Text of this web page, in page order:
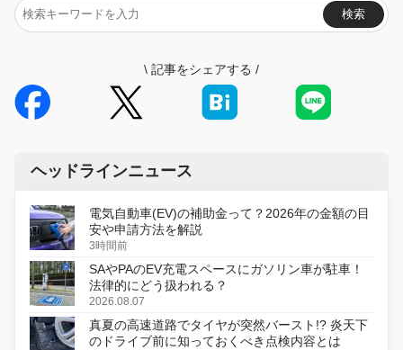
検索
\ 記事をシェアする /
ヘッドラインニュース
電気自動車(EV)の補助金って？2026年の金額の目
安や申請方法を解説
3時間前
SAやPAのEV充電スペースにガソリン車が駐車！
法律的にどう扱われる？
2026.08.07
真夏の高速道路でタイヤが突然バースト!? 炎天下
のドライブ前に知っておくべき点検内容とは